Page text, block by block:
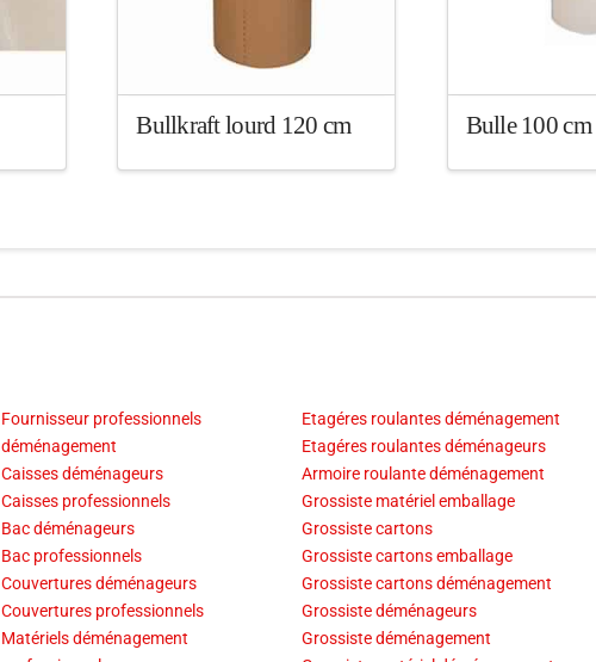
Bullkraft lourd 120 cm Bulle 100 cm
Fournisseur professionnels
déménagement
Caisses déménageurs
Caisses professionnels
Bac déménageurs
Bac professionnels
Couvertures déménageurs
Couvertures professionnels
Matériels déménagement
Etagéres roulantes déménagement
Etagéres roulantes déménageurs
Armoire roulante déménagement
Grossiste matériel emballage
Grossiste cartons
Grossiste cartons emballage
Grossiste cartons déménagement
Grossiste déménageurs
Grossiste déménagement